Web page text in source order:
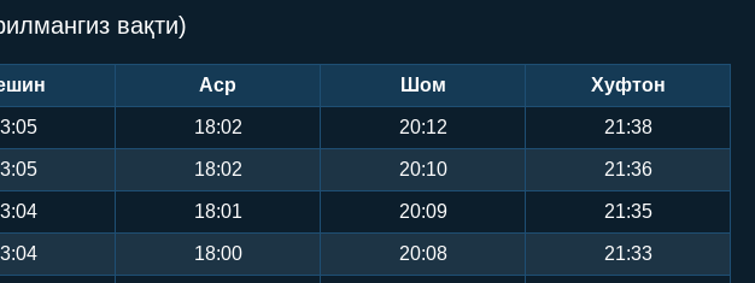
вақти)
Аср Шом Хуфтон
18:02 20:12 21:38
18:02 20:10 21:36
18:01 20:09 21:35
18:00 20:08 21:33